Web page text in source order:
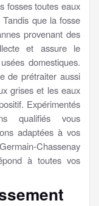
fosses toutes eaux
que la fosse
provenant des
et assure le
domestiques.
de prétraiter aussi
grises et les eaux
Expérimentés
qualifiés vous
adaptées à vos
Chassenay
à toutes vos